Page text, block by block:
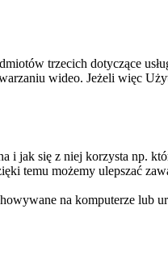
trzecich dotyczące
wideo. Jeżeli więc
i jak się z niej korzysta np.
temu możemy ulepszać
na komputerze lub